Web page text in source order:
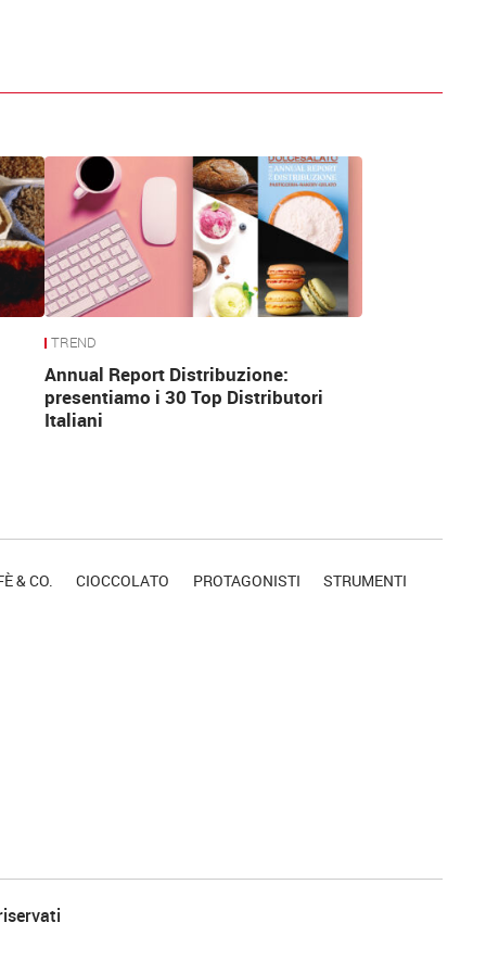
TREND
Annual Report Distribuzione:
presentiamo i 30 Top Distributori
Italiani
& CO. CIOCCOLATO PROTAGONISTI STRUMENTI